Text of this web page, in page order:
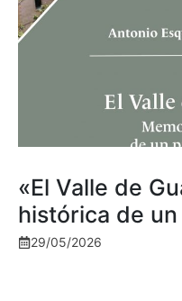
«El Valle de
histórica de
29/05/2026